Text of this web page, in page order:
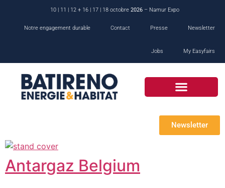
10 | 11 | 12 + 16 | 17 | 18 octobre 2026– Namur Expo
Notre engagement durable Contact Presse Newsletter
Jobs My Easyfairs
Newsletter
Antargaz Belgium